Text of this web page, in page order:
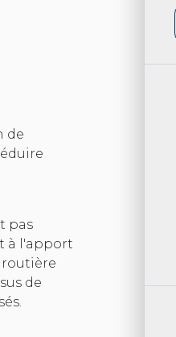
de
pas
à l'apport
routière
de